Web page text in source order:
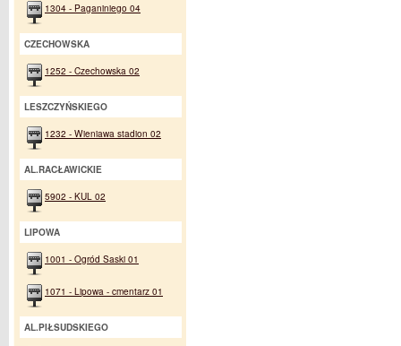
1304 - Paganiniego 04
CZECHOWSKA
1252 - Czechowska 02
LESZCZYŃSKIEGO
1232 - Wieniawa stadion 02
AL.RACŁAWICKIE
5902 - KUL 02
LIPOWA
1001 - Ogród Saski 01
1071 - Lipowa - cmentarz 01
AL.PIŁSUDSKIEGO